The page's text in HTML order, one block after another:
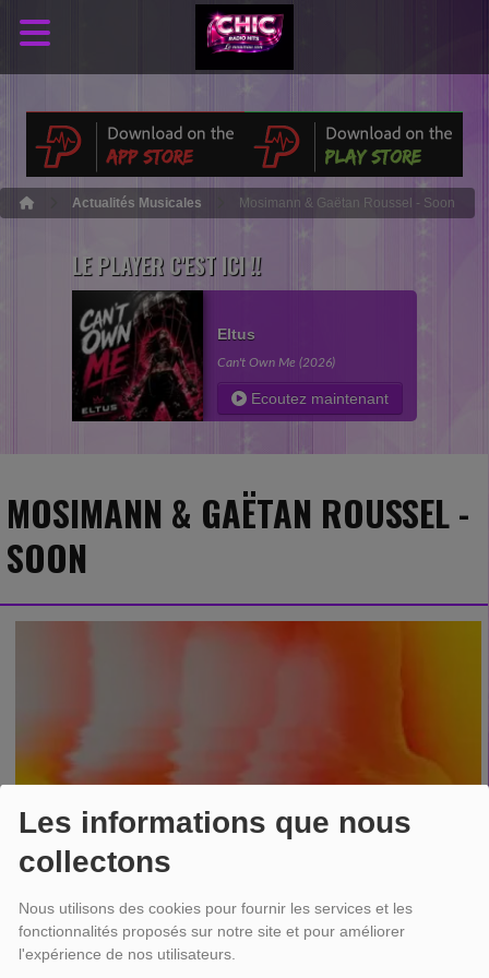
Les informations que nous
collectons
Nous utilisons des cookies pour fournir les services et les
fonctionnalités proposés sur notre site et pour améliorer
l'expérience de nos utilisateurs.
Actualités Musicales Mosimann & Gaëtan Roussel - Soon
LE PLAYER C'EST ICI !!
Eltus
Can't Own Me (2026)
Ecoutez maintenant
MOSIMANN & GAËTAN ROUSSEL -
SOON